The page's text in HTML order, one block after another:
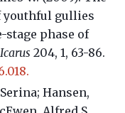
youthful gullies
stage phase of
Icarus 204, 1, 63-86.
Hansen,